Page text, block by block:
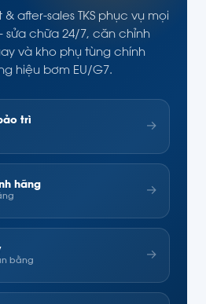
after-sales TKS phục vụ mọi
chữa 24/7, căn chỉnh
và kho phụ tùng chính
hiệu bơm EU/G7.
trì →
hãng →
bằng →